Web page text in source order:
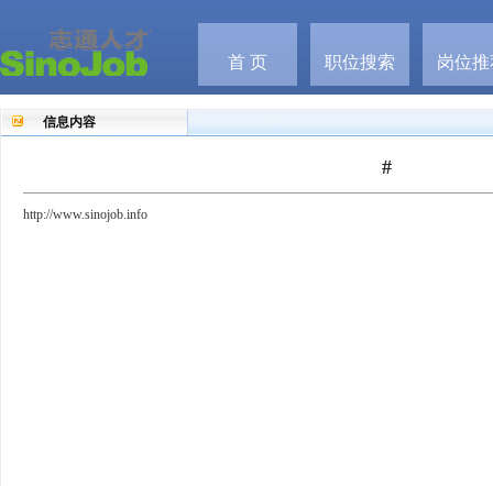
首 页 职位搜索 岗位
信息内容
#
http://www.sinojob.info